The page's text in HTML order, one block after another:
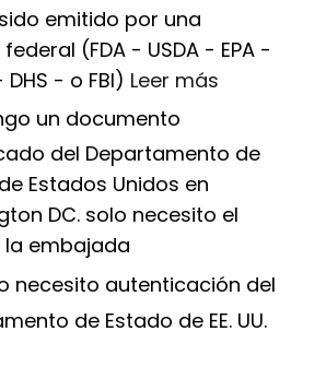
emitido por una
(FDA - USDA - EPA -
DHS - o FBI) Leer más
un documento
del Departamento de
Estados Unidos en
DC. solo necesito el
la embajada
necesito autenticación del
de Estado de EE. UU.